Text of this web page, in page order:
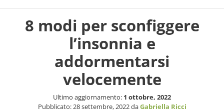
8 modi per sconfiggere
l’insonnia e
addormentarsi
velocemente
Ultimo aggiornamento: 1 ottobre, 2022
Pubblicato:28 settembre, 2022daGabriella Ricci